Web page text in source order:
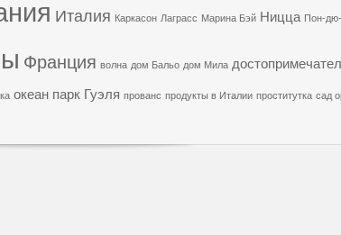
Италия Каркасон Лаграсс Марина Бэй Ницца Пон-
Франция волна дом Бальо дом Мила
океан парк Гуэля прованс продукты в Италии проститутка сад